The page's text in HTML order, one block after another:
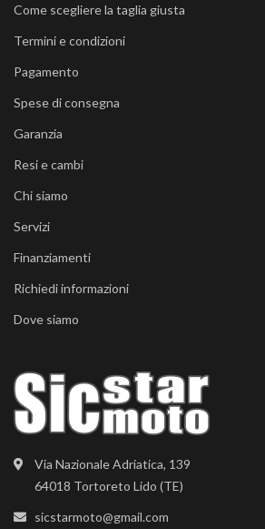
Via Nazionale Adriatica, 139
64018 Tortoreto Lido (TE)
sicstarmoto@gmail.com
Come scegliere la taglia giusta
Termini e condizioni
Pagamento
Spese di consegna
Garanzia
Resi e cambi
Chi siamo
Servizi
Finanziamenti
Richiedi informazioni
Dove siamo